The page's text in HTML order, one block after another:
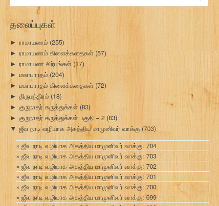
தலைப்புகள்
► ராமாயணம் (255)
► ராமாயணம் கிளைக்கதைகள் (57)
► ராமாயண சிற்பங்கள் (17)
► மகாபாரதம் (204)
► மகாபாரதம் கிளைக்கதைகள் (72)
► திருமந்திரம் (18)
► குருநாதர் கருத்துக்கள் (83)
► குருநாதர் கருத்துக்கள் பகுதி – 2 (83)
▼ ஜீவ நாடி வழியாக அகத்திய மாமுனிவர் வாக்கு (703)
ஜீவ நாடி வழியாக அகத்திய மாமுனிவர் வாக்கு: 704
ஜீவ நாடி வழியாக அகத்திய மாமுனிவர் வாக்கு: 703
ஜீவ நாடி வழியாக அகத்திய மாமுனிவர் வாக்கு: 702
ஜீவ நாடி வழியாக அகத்திய மாமுனிவர் வாக்கு: 701
ஜீவ நாடி வழியாக அகத்திய மாமுனிவர் வாக்கு: 700
ஜீவ நாடி வழியாக அகத்திய மாமுனிவர் வாக்கு: 699